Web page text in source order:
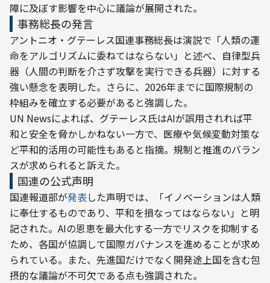
障に及ぼす影響を中心に議論が展開された。
事務総長の発言
アントニオ・グテーレス国連事務総長は演説で「人類の運
命をアルゴリズムに委ねてはならない」と述べ、自律型兵
器（人間の判断を介さず攻撃を実行できる兵器）に対する
強い懸念を表明した。さらに、2026年までに国際規制の
枠組みを確立する必要があると強調した。
UN Newsによれば、グテーレス氏はAIが誤用されれば平
和と安全を脅かしかねない一方で、医療や気候変動対策な
ど平和的活用の可能性もあると指摘。規制と推進のバラン
スが求められると訴えた。
国連の公式声明
国連報道部が発表した声明では、「イノベーションは人類
に奉仕するものであり、平和を損なってはならない」と明
記された。AIの恩恵を最大化する一方でリスクを抑制する
ため、各国が協調して国際ガバナンスを進めることが求め
られている。また、先進国だけでなく開発途上国を含む包
摂的な議論が不可欠である点も強調された。